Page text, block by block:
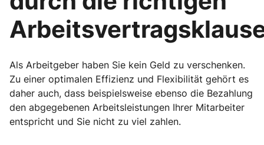
Als Arbeitgeber haben Sie kein Geld zu verschenken.
Zu einer optimalen Effizienz und Flexibilität gehört es
daher auch, dass beispielsweise ebenso die Bezahlung
den abgegebenen Arbeitsleistungen Ihrer Mitarbeiter
entspricht und Sie nicht zu viel zahlen.